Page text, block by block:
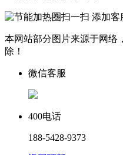
扫一扫 添加客
本网站部分图片来源于网络
除！
微信客服
400电话
188-5428-9373